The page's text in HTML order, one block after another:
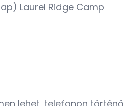
Laurel Ridge Camp